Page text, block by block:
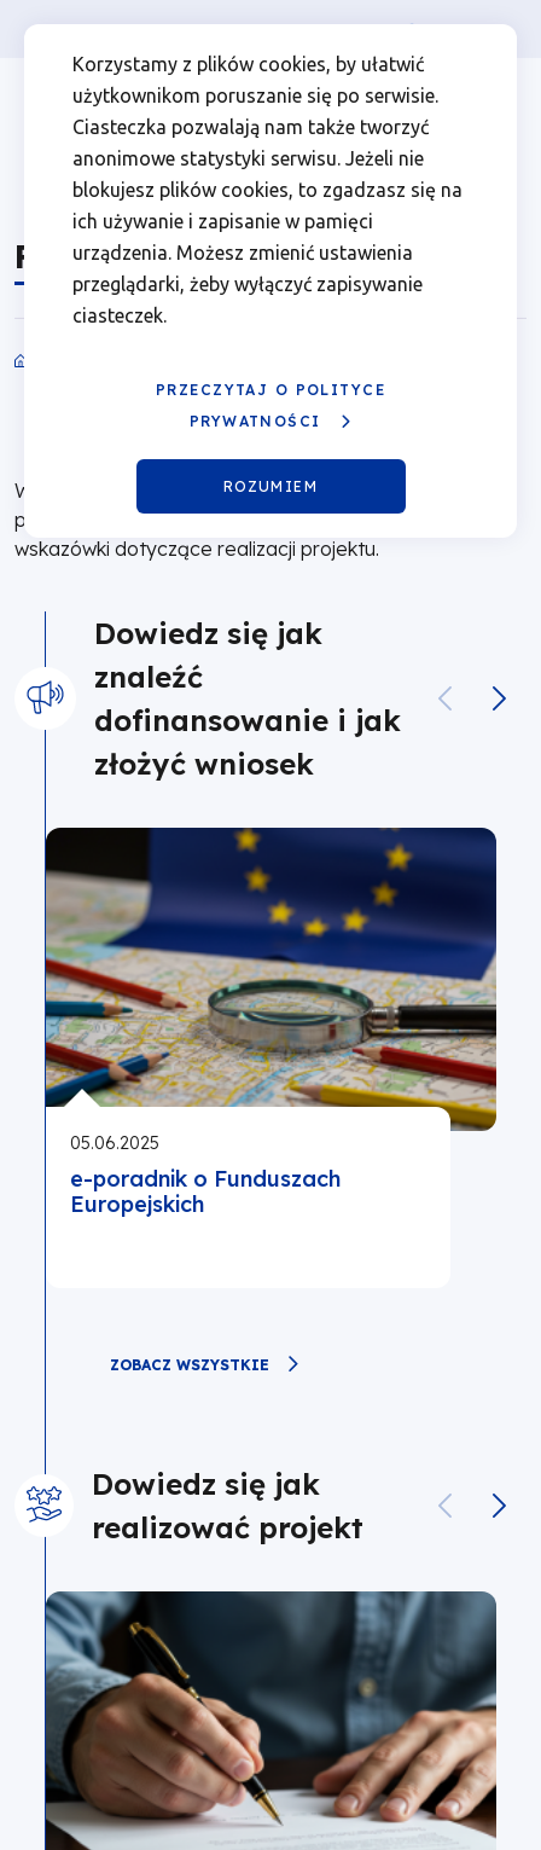
Korzystamy z plików cookies, by ułatwić
użytkownikom poruszanie się po serwisie.
Ciasteczka pozwalają nam także tworzyć
anonimowe statystyki serwisu. Jeżeli nie
blokujesz plików cookies, to zgadzasz się na
ich używanie i zapisanie w pamięci
urządzenia. Możesz zmienić ustawienia
przeglądarki, żeby wyłączyć zapisywanie
ciasteczek.
PRZECZYTAJ O POLITYCE
PRYWATNOŚCI
ROZUMIEM
Poradniki
Fundusze
Europejskie
dla
Wielkopolski
Przejdź
głównej
nawigacji
Przejdź
wyszukiwarki
Przejdź
zawartości
strony
Przejdź
stopki
Menu
Header
Top
Osoba prywatna Firma
Menu
top
left
Poradniki
W sekcji Poradniki znajdziesz kompendium informacji o
programie, o tym jak skorzystać z programu oraz
wskazówki dotyczące realizacji projektu.
Dowiedz się jak
znaleźć
dofinansowanie i jak
złożyć wniosek
05.06.2025
e-poradnik o Funduszach
Europejskich
ZOBACZ WSZYSTKIE
Dowiedz się jak
realizować projekt